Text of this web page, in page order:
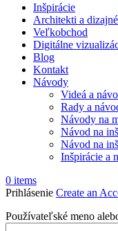
Inšpirácie
Architekti a
Veľkobchod
Digitálne
Blog
Kontakt
Návody
Videá a
Rady a
Návody na
Návod na
Návod na
Inšpirácie a
0 items
Prihlásenie Create an
Používateľské meno